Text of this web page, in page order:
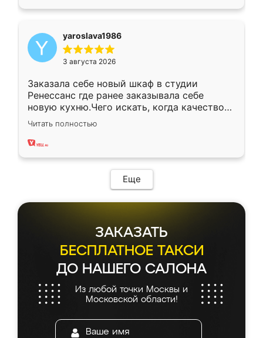
yaroslava1986
3 августа 2026
Заказала себе новый шкаф в студии
Ренессанс где ранее заказывала себе
новую кухню.Чего искать, когда качеством
вполне довольна. Служит кухня уже почти
два года, нареканий нет.
Читать полностью
Еще
ЗАКАЗАТЬ
БЕСПЛАТНОЕ ТАКСИ
ДО НАШЕГО САЛОНА
Из любой точки Москвы и
Московской области!